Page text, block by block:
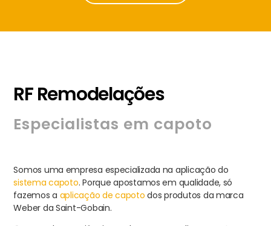
RF Remodelações
Especialistas em capoto
Somos uma empresa especializada na aplicação do
sistema capoto. Porque apostamos em qualidade, só
fazemos a aplicação de capoto dos produtos da marca
Weber da Saint-Gobain.